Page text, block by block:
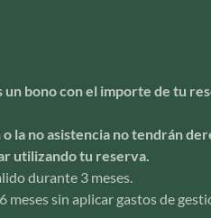
bono con el importe de tu
la no asistencia no tendrán
utilizando tu reserva.
durante 3 meses.
meses sin aplicar gastos de